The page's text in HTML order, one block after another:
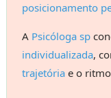
posicionamento
A Psicóloga sp
individualizada,
trajetóriae o ritmo